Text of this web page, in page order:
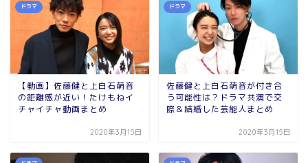
ドラマ
【動画】佐藤健と上白石萌音
の距離感が近い！たけもねイ
チャイチャ動画まとめ
2020年3月15日
ドラマ
佐藤健と上白石萌音が付き合
う可能性は？ドラマ共演で交
際＆結婚した芸能人まとめ
2020年3月15日